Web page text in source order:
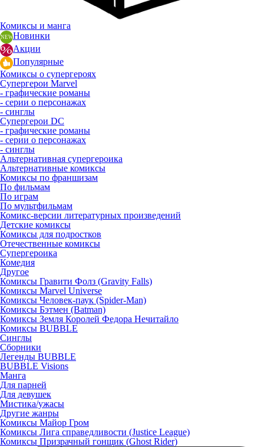
Комиксы и манга
Новинки
Акции
Популярные
Комиксы о супергероях
Супергерои Marvel
- графические романы
- серии о персонажах
- синглы
Супергерои DC
- графические романы
- серии о персонажах
- синглы
Альтернативная супергероика
Альтернативные комиксы
Комиксы по франшизам
По фильмам
По играм
По мультфильмам
Комикс-версии литературных произведений
Детские комиксы
Комиксы для подростков
Отечественные комиксы
Супергероика
Комедия
Другое
Комиксы Гравити Фолз (Gravity Falls)
Комиксы Marvel Universe
Комиксы Человек-паук (Spider-Man)
Комиксы Бэтмен (Batman)
Комиксы Земля Королей Федора Нечитайло
Комиксы BUBBLE
Синглы
Сборники
Легенды BUBBLE
BUBBLE Visions
Манга
Для парней
Для девушек
Мистика/ужасы
Другие жанры
Комиксы Майор Гром
Комиксы Лига справедливости (Justice League)
Комиксы Призрачный гонщик (Ghost Rider)